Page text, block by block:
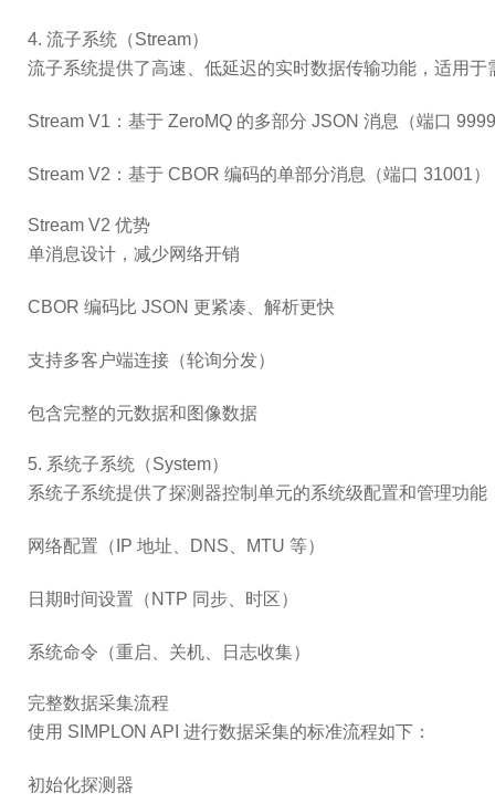
4. 流子系统（Stream）
流子系统提供了高速、低延迟的实时数据传输功能，适用
Stream V1 ：基于 ZeroMQ 的多部分 JSON 消息（端口
Stream V2 ：基于 CBOR 编码的单部分消息（端口 31001
Stream V2 优势
单消息设计，减少网络开销
CBOR 编码比 JSON 更紧凑、解析更快
支持多客户端连接（轮询分发）
包含完整的元数据和图像数据
5. 系统子系统（System）
系统子系统提供了探测器控制单元的系统级配置和管理功能
网络配置（IP 地址、DNS、MTU 等）
日期时间设置（NTP 同步、时区）
系统命令（重启、关机、日志收集）
完整数据采集流程
使用 SIMPLON API 进行数据采集的标准流程如下：
初始化探测器